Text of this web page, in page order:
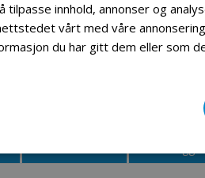
tilpasse innhold, annonser og
vårt med våre
du har gitt dem eller som